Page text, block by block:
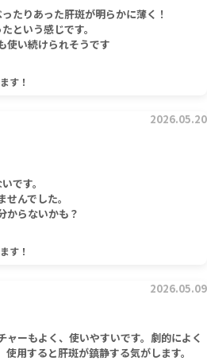
たりあった肝斑が明らかに薄く！
という感じです。
使い続けられそうです
す！
2026.05.20
です。
んでした。
からないかも？
す！
2026.05.09
ャーもよく、使いやすいです。劇的によく
用すると肝斑が鎮静する気がします。